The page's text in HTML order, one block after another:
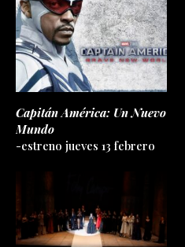
Capitán América: Un Nuevo
Mundo
-estreno jueves 13 febrero